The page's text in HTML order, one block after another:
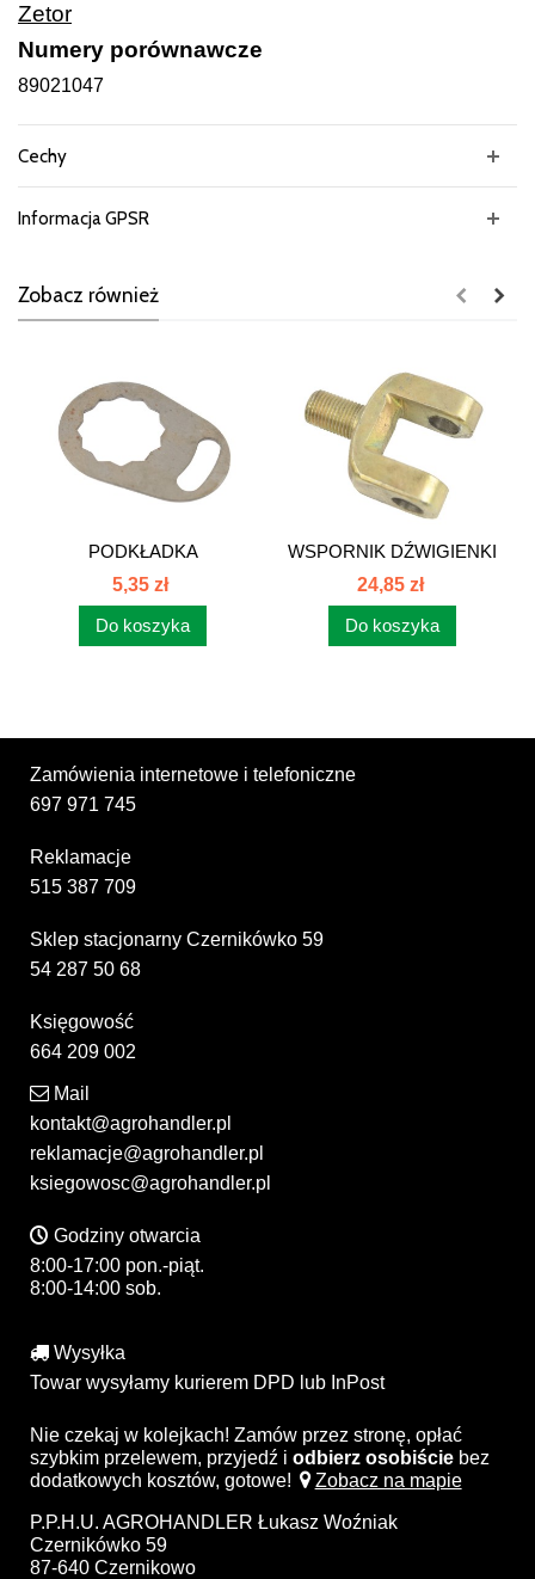
Zetor
Numery porównawcze
89021047
Cechy
Informacja GPSR
Zobacz również
PODKŁADKA
POKR.SPRZĘGŁ.C385...
5,35 zł
Do koszyka
WSPORNIK DŹWIGIENKI
SPRZĘGŁA...
24,85 zł
Do koszyka
Zamówienia internetowe i telefoniczne
697 971 745
Reklamacje
515 387 709
Sklep stacjonarny Czernikówko 59
54 287 50 68
Księgowość
664 209 002
Mail
kontakt@agrohandler.pl
reklamacje@agrohandler.pl
ksiegowosc@agrohandler.pl
Godziny otwarcia
8:00-17:00 pon.-piąt.
8:00-14:00 sob.
Wysyłka
Towar wysyłamy kurierem DPD lub InPost
Nie czekaj w kolejkach! Zamów przez stronę, opłać
szybkim przelewem, przyjedź i odbierz osobiście bez
dodatkowych kosztów, gotowe!
Zobacz na mapie
P.P.H.U. AGROHANDLER Łukasz Woźniak
Czernikówko 59
87-640 Czernikowo